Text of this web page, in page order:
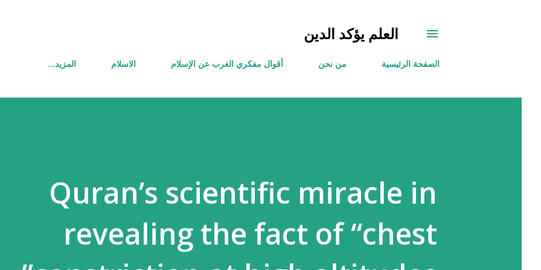
العلم يؤكد الدين
الصفحة الرئيسية من نحن أقوال مفكري الغرب عن الإسلام الاسلام ‏المزيد…
Quran’s scientific miracle in
revealing the fact of “chest